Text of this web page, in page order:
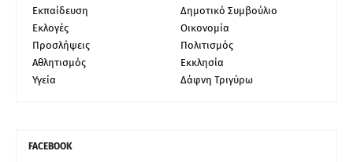
Εκπαίδευση
Δημοτικό Συμβούλιο
Εκλογές
Οικονομία
Προσλήψεις
Πολιτισμός
Αθλητισμός
Εκκλησία
Υγεία
Δάφνη Τριγύρω
FACEBOOK